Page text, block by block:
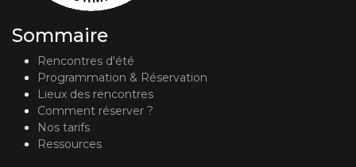
Sommaire
Rencontres d'été
Programmation & Réservation
Lieux des rencontres
Comment réserver ?
Nos tarifs
Ressources